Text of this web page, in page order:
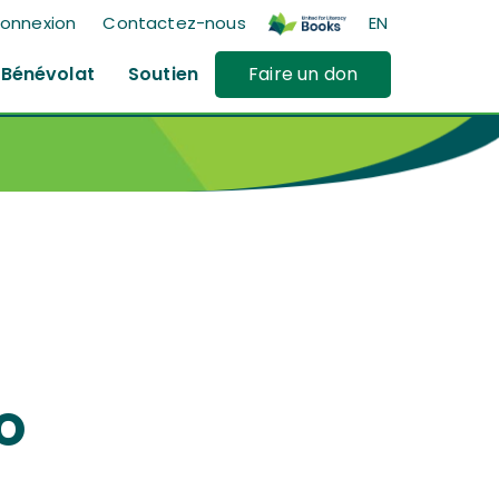
Contactez-nous EN
Bénévolat Soutien Faire un don